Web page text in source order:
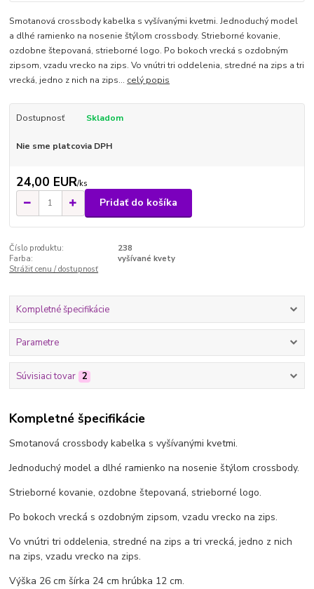
Smotanová crossbody kabelka s vyšívanými kvetmi. Jednoduchý model
a dlhé ramienko na nosenie štýlom crossbody. Strieborné kovanie,
ozdobne štepovaná, strieborné logo. Po bokoch vrecká s ozdobným
zipsom, vzadu vrecko na zips. Vo vnútri tri oddelenia, stredné na zips a tri
vrecká, jedno z nich na zips... celý popis
Dostupnosť Skladom
Nie sme platcovia DPH
24,00 EUR/ks
Pridať do košíka
Číslo produktu:
238
Farba:
vyšívané kvety
Strážiť cenu / dostupnosť
Kompletné špecifikácie
Parametre
Súvisiaci tovar 2
Kompletné špecifikácie
Smotanová crossbody kabelka s vyšívanými kvetmi.
Jednoduchý model a dlhé ramienko na nosenie štýlom crossbody.
Strieborné kovanie, ozdobne štepovaná, strieborné logo.
Po bokoch vrecká s ozdobným zipsom, vzadu vrecko na zips.
Vo vnútri tri oddelenia, stredné na zips a tri vrecká, jedno z nich
na zips, vzadu vrecko na zips.
Výška 26 cm šírka 24 cm hrúbka 12 cm.